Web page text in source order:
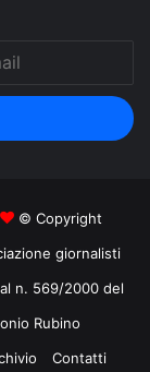
© Copyright
giornalisti
n. 569/2000 del
Rubino
Contatti